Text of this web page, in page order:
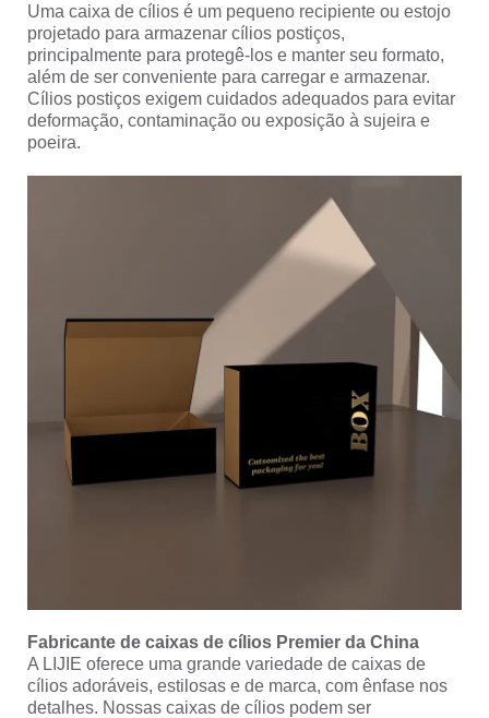
Uma caixa de cílios é um pequeno recipiente ou estojo
projetado para armazenar cílios postiços,
principalmente para protegê-los e manter seu formato,
além de ser conveniente para carregar e armazenar.
Cílios postiços exigem cuidados adequados para evitar
deformação, contaminação ou exposição à sujeira e
poeira.
Fabricante de caixas de cílios Premier da China
A LIJIE oferece uma grande variedade de caixas de
cílios adoráveis, estilosas e de marca, com ênfase nos
detalhes. Nossas caixas de cílios podem ser